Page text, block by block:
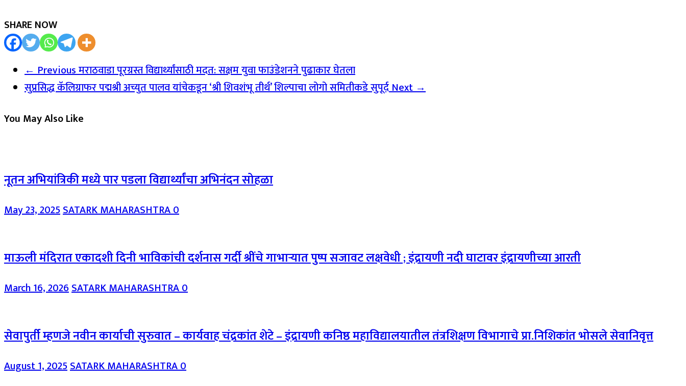
SHARE NOW
← Previousमराठवाडा पूरग्रस्त विद्यार्थ्यांसाठी मदत: सक्षम युवा फाउंडेशनने पुढाकार घेतला
सुप्रसिद्ध कॅलिग्राफर पद्मश्री अच्युत पालव यांचेकडून ‘श्री शिवशंभू तीर्थ’ शिल्पाचा लोगो समितीकडे सुपूर्दNext →
You May Also Like
नूतन अभियांत्रिकी मध्ये पार पडला विद्यार्थ्यांचा अभिनंदन सोहळा
May 23, 2025SATARK MAHARASHTRA0
माऊली मंदिरात एकादशी दिनी भाविकांची दर्शनास गर्दी श्रींचे गाभाऱ्यात पुष्प सजावट लक्षवेधी ; इंद्रायणी नदी घाटावर इंद्रायणीच्या आरती
March 16, 2026SATARK MAHARASHTRA0
सेवापुर्ती म्हणजे नवीन कार्याची सुरुवात – कार्यवाह चंद्रकांत शेटे – इंद्रायणी कनिष्ठ महाविद्यालयातील तंत्रशिक्षण विभागाचे प्रा.निशिकांत भोसले सेवानिवृत्त
August 1, 2025SATARK MAHARASHTRA0